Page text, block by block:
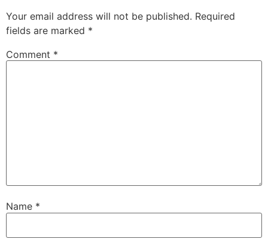
Your email address will not be published. Required
fields are marked *
Comment *
Name *